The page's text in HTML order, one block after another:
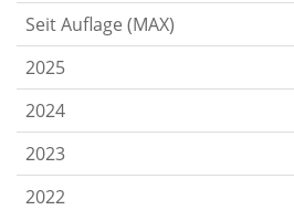
Seit Auflage (MAX)
2025
2024
2023
2022